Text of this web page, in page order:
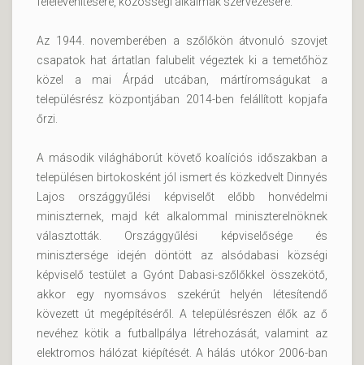
Az 1944. novemberében a szőlőkön átvonuló szovjet
csapatok hat ártatlan falubelit végeztek ki a temetőhöz
közel a mai Árpád utcában, mártíromságukat a
településrész központjában 2014-ben felállított kopjafa
őrzi.
A második világháborút követő koalíciós időszakban a
településen birtokosként jól ismert és közkedvelt Dinnyés
Lajos országgyűlési képviselőt előbb honvédelmi
miniszternek, majd két alkalommal miniszterelnöknek
választották. Országgyűlési képviselősége és
minisztersége idején döntött az alsódabasi községi
képviselő testület a Gyónt Dabasi-szőlőkkel összekötő,
akkor egy nyomsávos szekérút helyén létesítendő
kövezett út megépítéséről. A településrészen élők az ő
nevéhez kötik a futballpálya létrehozását, valamint az
elektromos hálózat kiépítését. A hálás utókor 2006-ban